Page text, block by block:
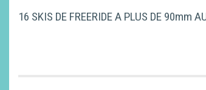
16 SKIS DE FREERIDE A PLUS DE 90mm